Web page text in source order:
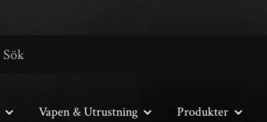
Vapen & Utrustning Produkter